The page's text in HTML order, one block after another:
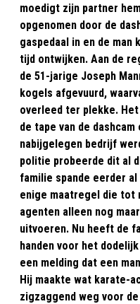
moedigt zijn partner
opgenomen door de
gaspedaal in en de
tijd ontwijken. Aan de
de 51-jarige Joseph
kogels afgevuurd,
overleed ter plekke.
de tape van de
nabijgelegen bedrijf
politie probeerde dit al
familie spande eerder
enige maatregel die tot
agenten alleen nog
uitvoeren. Nu heeft de
handen voor het
een melding dat een
Hij maakte wat karate-
zigzaggend weg voor